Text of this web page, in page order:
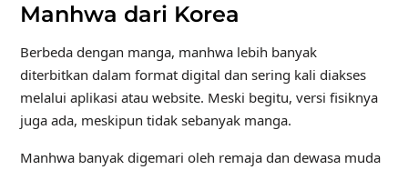
Manhwa dari Korea
Berbeda dengan manga, manhwa lebih banyak
diterbitkan dalam format digital dan sering kali diakses
melalui aplikasi atau website. Meski begitu, versi fisiknya
juga ada, meskipun tidak sebanyak manga.
Manhwa banyak digemari oleh remaja dan dewasa muda